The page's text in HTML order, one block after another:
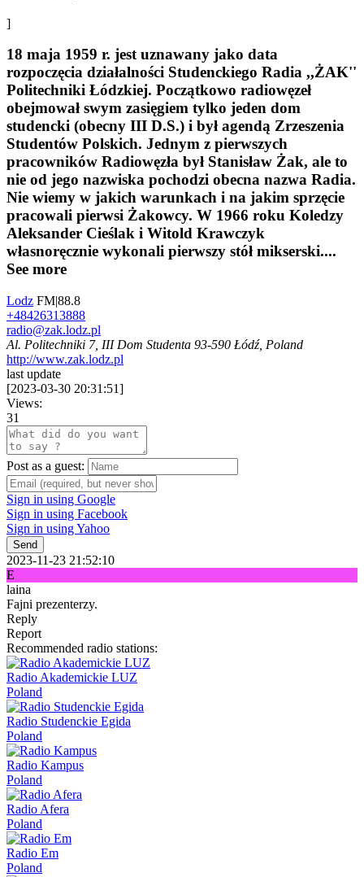
]
18 maja 1959 r. jest uznawany jako data
rozpoczęcia działalności Studenckiego Radia ,,ŻAK''
Politechniki Łódzkiej. Początkowo radiowęzeł
obejmował swym zasięgiem tylko jeden dom
studencki (obecny III D.S.) i był agendą Zrzeszenia
Studentów Polskich. Jednym z pierwszych
pracowników Radiowęzła był Stanisław Żak, ale to
nie od jego nazwiska pochodzi obecna nazwa Radia.
Nie wiemy w jakich warunkach i na jakim sprzęcie
pracowali pierwsi Żakowcy. W 1966 roku Koledzy
Aleksander Cieślak i Witold Krawczyk
własnoręcznie wykonali pierwszy stół mikserski....
See more
Lodz FM|88.8
+48426313888
radio@zak.lodz.pl
Al. Politechniki 7, III Dom Studenta 93-590 Łódź, Poland
http://www.zak.lodz.pl
last update
[2023-03-30 20:31:51]
Views:
31
Post as a guest:
Sign in using Google
Sign in using Facebook
Sign in using Yahoo
Send
2023-11-23 21:52:10
E
laina
Fajni prezenterzy.
Reply
Report
Recommended radio stations:
Radio Akademickie LUZ
Poland
Radio Studenckie Egida
Poland
Radio Kampus
Poland
Radio Afera
Poland
Radio Em
Poland